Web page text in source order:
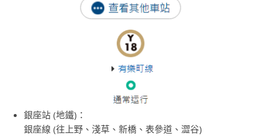
銀座站 (地鐵)：
銀座線 (往上野、淺草、新橋、表參道、澀谷)